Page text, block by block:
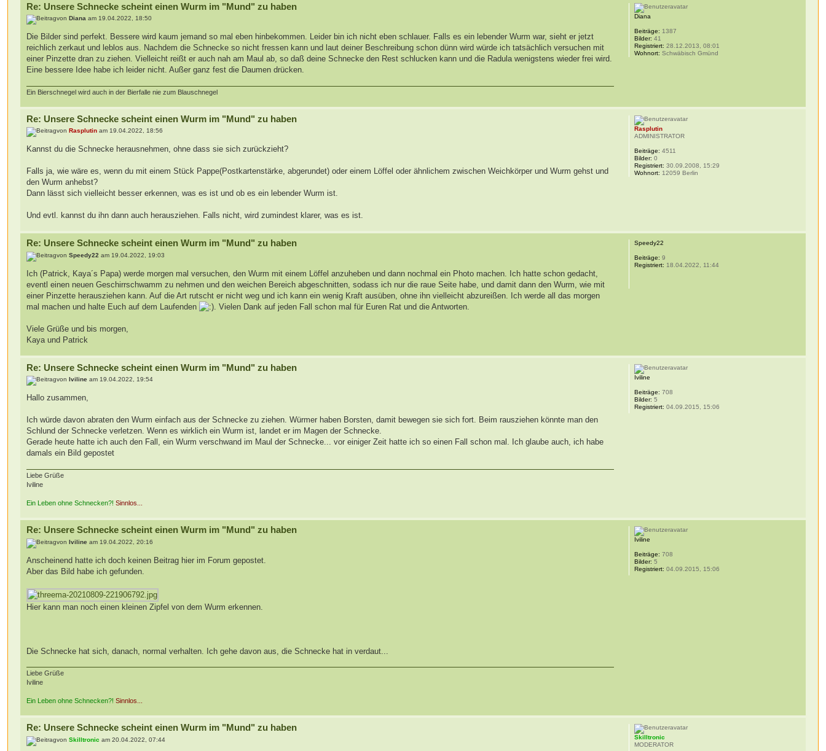
Re: Unsere Schnecke scheint einen Wurm im "Mund" zu haben
vonDiana am 19.04.2022, 18:50
Die Bilder sind perfekt. Bessere wird kaum jemand so mal eben hinbekommen. Leider bin ich nicht eben schlauer. Falls es ein lebender Wurm war, sieht er jetzt
reichlich zerkaut und leblos aus. Nachdem die Schnecke so nicht fressen kann und laut deiner Beschreibung schon dünn wird würde ich tatsächlich versuchen mit
einer Pinzette dran zu ziehen. Vielleicht reißt er auch nah am Maul ab, so daß deine Schnecke den Rest schlucken kann und die Radula wenigstens wieder frei wird.
Eine bessere Idee habe ich leider nicht. Außer ganz fest die Daumen drücken.
Ein Bierschnegel wird auch in der Bierfalle nie zum Blauschnegel
Diana
Beiträge: 1387
Bilder: 41
Registriert: 28.12.2013, 08:01
Wohnort: Schwäbisch Gmünd
Re: Unsere Schnecke scheint einen Wurm im "Mund" zu haben
von Rasplutin am 19.04.2022, 18:56
Kannst du die Schnecke herausnehmen, ohne dass sie sich zurückzieht?
Falls ja, wie wäre es, wenn du mit einem Stück Pappe(Postkartenstärke, abgerundet) oder einem Löffel oder ähnlichem zwischen Weichkörper und Wurm gehst und
den Wurm anhebst?
Dann lässt sich vielleicht besser erkennen, was es ist und ob es ein lebender Wurm ist.
Und evtl. kannst du ihn dann auch herausziehen. Falls nicht, wird zumindest klarer, was es ist.
Rasplutin
ADMINISTRATOR
Beiträge: 4511
Bilder: 0
Registriert: 30.09.2008, 15:29
Wohnort: 12059 Berlin
Re: Unsere Schnecke scheint einen Wurm im "Mund" zu haben
vonSpeedy22 am 19.04.2022, 19:03
Ich (Patrick, Kaya´s Papa) werde morgen mal versuchen, den Wurm mit einem Löffel anzuheben und dann nochmal ein Photo machen. Ich hatte schon gedacht,
eventl einen neuen Geschirrschwamm zu nehmen und den weichen Bereich abgeschnitten, sodass ich nur die raue Seite habe, und damit dann den Wurm, wie mit
einer Pinzette herausziehen kann. Auf die Art rutscht er nicht weg und ich kann ein wenig Kraft ausüben, ohne ihn vielleicht abzureißen. Ich werde all das morgen
mal machen und halte Euch auf dem Laufenden
. Vielen Dank auf jeden Fall schon mal für Euren Rat und die Antworten.
Viele Grüße und bis morgen,
Kaya und Patrick
Speedy22
Beiträge: 9
Registriert: 18.04.2022, 11:44
Re: Unsere Schnecke scheint einen Wurm im "Mund" zu haben
von Iviline am 19.04.2022, 19:54
Hallo zusammen,
Ich würde davon abraten den Wurm einfach aus der Schnecke zu ziehen. Würmer haben Borsten, damit bewegen sie sich fort. Beim rausziehen könnte man den
Schlund der Schnecke verletzen. Wenn es wirklich ein Wurm ist, landet er im Magen der Schnecke.
Gerade heute hatte ich auch den Fall, ein Wurm verschwand im Maul der Schnecke... vor einiger Zeit hatte ich so einen Fall schon mal. Ich glaube auch, ich habe
damals ein Bild gepostet
Liebe Grüße
Iviline
Ein Leben ohne Schnecken?! Sinnlos...
Iviline
Beiträge: 708
Bilder: 5
Registriert: 04.09.2015, 15:06
Re: Unsere Schnecke scheint einen Wurm im "Mund" zu haben
vonIviline am 19.04.2022, 20:16
Anscheinend hatte ich doch keinen Beitrag hier im Forum gepostet.
Aber das Bild habe ich gefunden.
Hier kann man noch einen kleinen Zipfel von dem Wurm erkennen.
Die Schnecke hat sich, danach, normal verhalten. Ich gehe davon aus, die Schnecke hat in verdaut...
Liebe Grüße
Iviline
Ein Leben ohne Schnecken?! Sinnlos...
Iviline
Beiträge: 708
Bilder: 5
Registriert: 04.09.2015, 15:06
Re: Unsere Schnecke scheint einen Wurm im "Mund" zu haben
vonSkilltronic am 20.04.2022, 07:44
Skilltronic
MODERATOR